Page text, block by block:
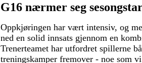
G16 nærmer seg
Oppkjøringen har vært intensiv, og
ned en solid innsats gjennom en
Trenerteamet har utfordret spillerne
treningskamper fremover - noe som